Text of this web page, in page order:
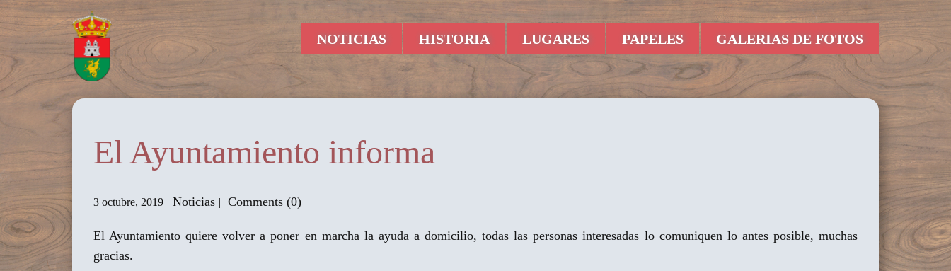
NOTICIAS HISTORIA LUGARES PAPELES GALERIAS DE FOTOS
El Ayuntamiento informa
3 octubre, 2019 Noticias Comments (0)
El Ayuntamiento quiere volver a poner en marcha la ayuda a domicilio, todas las personas interesadas lo comuniquen lo antes posible, muchas
gracias.